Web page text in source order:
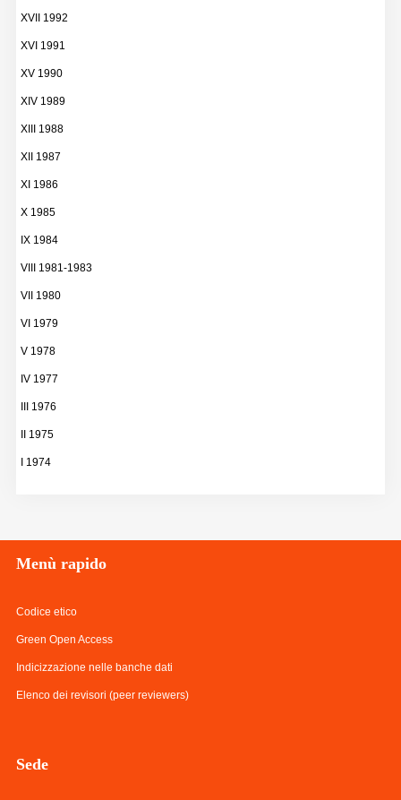
XVII 1992
XVI 1991
XV 1990
XIV 1989
XIII 1988
XII 1987
XI 1986
X 1985
IX 1984
VIII 1981-1983
VII 1980
VI 1979
V 1978
IV 1977
III 1976
II 1975
I 1974
Menù rapido
Codice etico
Green Open Access
Indicizzazione nelle banche dati
Elenco dei revisori (peer reviewers)
Sede